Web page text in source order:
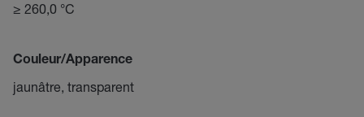
≥ 260,0 °C
Couleur/Apparence
jaunâtre, transparent